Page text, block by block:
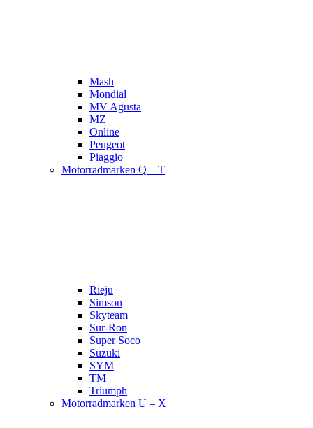
Mash
Mondial
MV Agusta
MZ
Online
Peugeot
Piaggio
Motorradmarken Q – T
Rieju
Simson
Skyteam
Sur-Ron
Super Soco
Suzuki
SYM
TM
Triumph
Motorradmarken U – X